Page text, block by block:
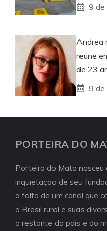
9
Andrea
reúne
de 23
9
PORTEIRA DO
Porteira do Mato
inquietação de seu
a falta de um canal que
o Brasil rural e suas
o restante do país e do